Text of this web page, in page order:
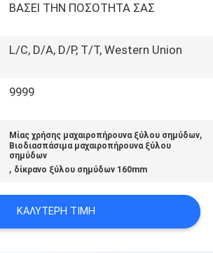
ΒΑΣΕΙ ΤΗΝ ΠΟΣΟΤΗΤΑ ΣΑΣ
L/C, D/A, D/P, T/T, Western Union
9999
Μίας χρήσης μαχαιροπήρουνα ξύλου σημύδων,
Βιοδιασπάσιμα μαχαιροπήρουνα ξύλου
σημύδων
, δίκρανο ξύλου σημύδων 160mm
ΚΑΛΎΤΕΡΗ ΤΙΜΉ